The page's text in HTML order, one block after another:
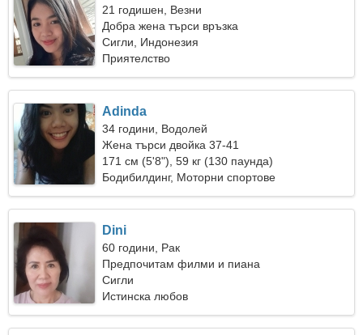
21 годишен, Везни
Добра жена търси връзка
Сигли, Индонезия
Приятелство
Adinda
34 години, Водолей
Жена търси двойка 37-41
171 см (5'8"), 59 кг (130 паунда)
Бодибилдинг, Моторни спортове
Dini
60 години, Рак
Предпочитам филми и пиана
Сигли
Истинска любов